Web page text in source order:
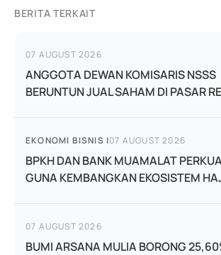
BERITA TERKAIT
07 AUGUST 2026
ANGGOTA DEWAN KOMISARIS NSSS
BERUNTUN JUAL SAHAM DI PASAR
EKONOMI BISNIS |07 AUGUST 2026
BPKH DAN BANK MUAMALAT
GUNA KEMBANGKAN EKOSISTEM
07 AUGUST 2026
BUMI ARSANA MULIA BORONG